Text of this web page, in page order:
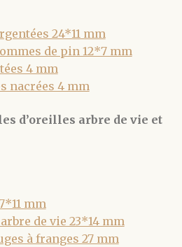
24*11 mm
de pin 12*7 mm
4 mm
nacrées 4 mm
d’oreilles arbre de vie et
mm
de vie 23*14 mm
à franges 27 mm